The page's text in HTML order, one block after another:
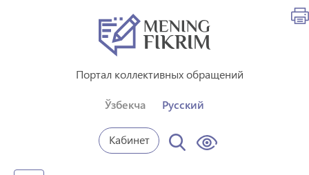
Портал коллективных обращений
Ўзбекча Русский
Кабинет